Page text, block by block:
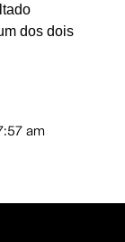
dos dois
am